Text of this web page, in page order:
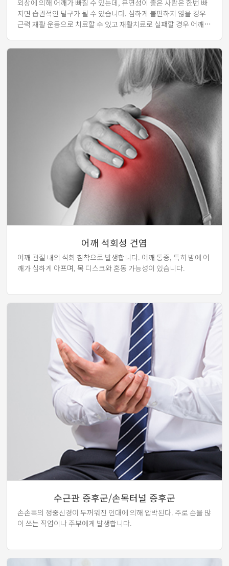
외상에 의해 어깨가 빠질 수 있는데, 유연성이 좋은 사람은 한번 빠
지면 습관적인 탈구가 될 수 있습니다. 심하게 불편하지 않을 경우
근력 재활 운동으로 치료할 수 있고 재활치료로 실패할 경우 어깨
어깨 석회성 건염
어깨 관절 내의 석회 침착으로 발생합니다. 어깨 통증, 특히 밤에 어
깨가 심하게 아프며, 목 디스크와 혼동 가능성이 있습니다.
수근관 증후군/손목터널 증후군
손손목의 정중신경이 두꺼워진 인대에 의해 압박된다. 주로 손을 많
이 쓰는 직업이나 주부에게 발생합니다.